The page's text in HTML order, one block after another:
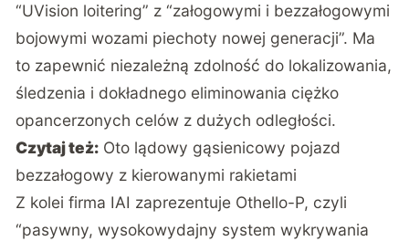
“UVision loitering” z “załogowymi i bezzałogowymi
bojowymi wozami piechoty nowej generacji”. Ma
to zapewnić niezależną zdolność do lokalizowania,
śledzenia i dokładnego eliminowania ciężko
opancerzonych celów z dużych odległości.
Czytaj też: Oto lądowy gąsienicowy pojazd
bezzałogowy z kierowanymi rakietami
Z kolei firma IAI zaprezentuje Othello-P, czyli
“pasywny, wysokowydajny system wykrywania